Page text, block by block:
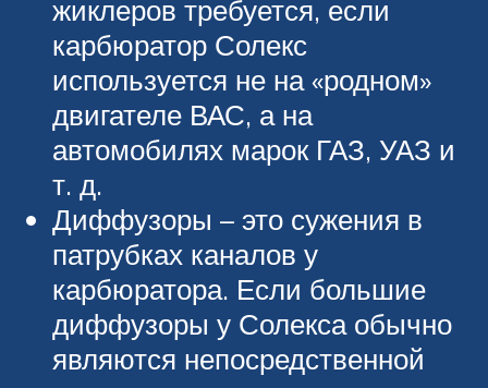
жиклеров требуется, если
карбюратор Солекс
используется не на «родном»
двигателе ВАС, а на
автомобилях марок ГАЗ, УАЗ и
т. д.
Диффузоры – это сужения в
патрубках каналов у
карбюратора. Если большие
диффузоры у Солекса обычно
являются непосредственной